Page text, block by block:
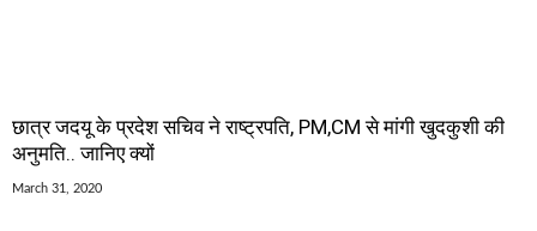
छात्र जदयू के प्रदेश सचिव ने राष्ट्रपति, PM,CM से मांगी खुदकुशी की
अनुमति.. जानिए क्यों
March 31, 2020